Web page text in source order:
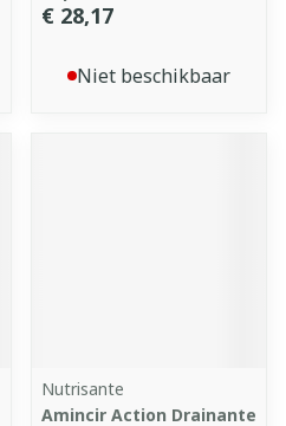
€ 28,17
Niet beschikbaar
Nutrisante
Amincir Action Drainante